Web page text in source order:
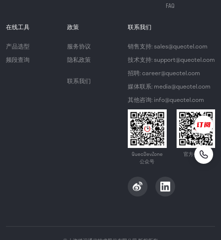
FAQ
在线工具
产品选型
频段查询
政策
服务协议
隐私政策
联系我们
联系我们
销售支持: sales@quectel.com
技术支持: support@quectel.com
招聘: career@quectel.com
媒体联系: media@quectel.com
其他咨询: info@quectel.com
QuecDevZone
公众号
官方公众号